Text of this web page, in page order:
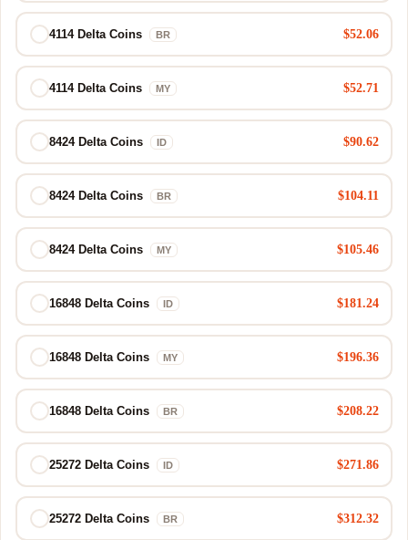
4114 Delta Coins BR $52.06
4114 Delta Coins MY $52.71
8424 Delta Coins ID $90.62
8424 Delta Coins BR $104.11
8424 Delta Coins MY $105.46
16848 Delta Coins ID $181.24
16848 Delta Coins MY $196.36
16848 Delta Coins BR $208.22
25272 Delta Coins ID $271.86
25272 Delta Coins BR $312.32